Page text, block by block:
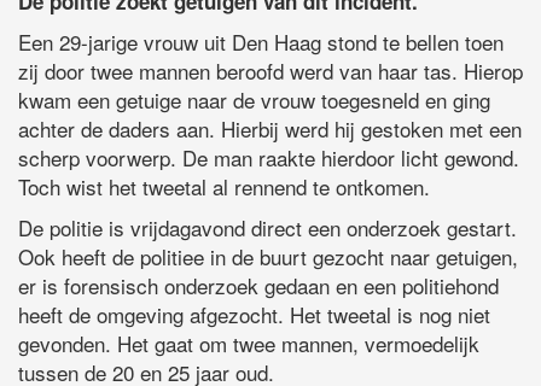
Een 29-jarige vrouw uit Den Haag stond te bellen toen
zij door twee mannen beroofd werd van haar tas. Hierop
kwam een getuige naar de vrouw toegesneld en ging
achter de daders aan. Hierbij werd hij gestoken met een
scherp voorwerp. De man raakte hierdoor licht gewond.
Toch wist het tweetal al rennend te ontkomen.
De politie is vrijdagavond direct een onderzoek gestart.
Ook heeft de politiee in de buurt gezocht naar getuigen,
er is forensisch onderzoek gedaan en een politiehond
heeft de omgeving afgezocht. Het tweetal is nog niet
gevonden. Het gaat om twee mannen, vermoedelijk
tussen de 20 en 25 jaar oud.